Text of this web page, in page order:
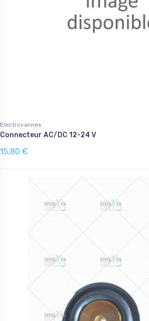
Electrovannes
Connecteur AC/DC 12-24 V
15,80 €